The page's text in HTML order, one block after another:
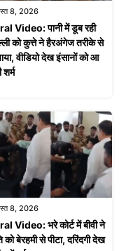
8, 2026
Video: पानी में डूब रही
को कुत्ते ने हैरअंगेज तरीके से
वीडियो देख इंसानों को आ
शर्म
8, 2026
Video: भरे कोर्ट में बीवी ने
को बेरहमी से पीटा, दरिंदगी देख